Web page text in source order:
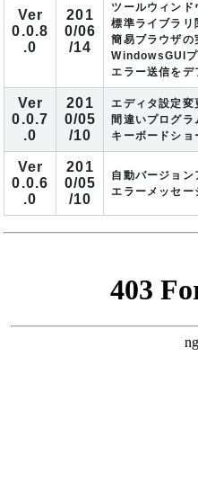
Ver
0.0.8
.0
201
0/06
/14
ツールウィンド
標準ライブラリ
簡易ブラウザの
WindowsGUIプ
エラー送信をデ
Ver
0.0.7
.0
201
0/05
/10
エディタ設定変
間違いプログ
キーボードショ
Ver
0.0.6
.0
201
0/05
/10
自動バージョン
エラーメッセー